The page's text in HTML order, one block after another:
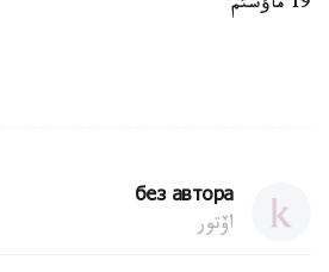
без автора
اۆتور